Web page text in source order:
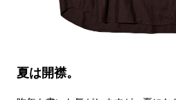
夏は開襟。